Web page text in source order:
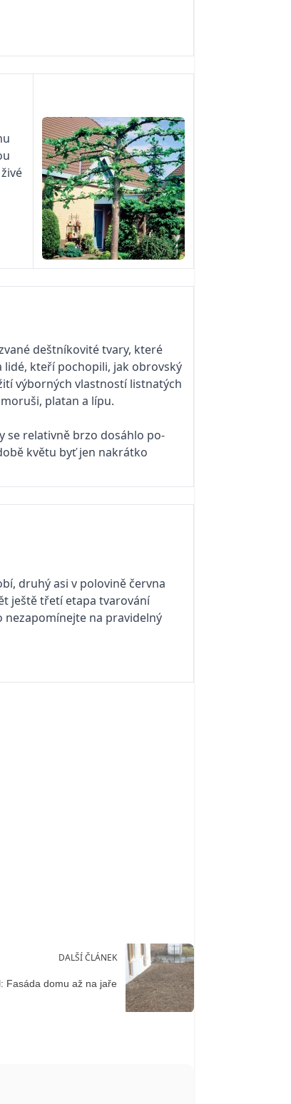
deštníkovité tvary, které
lidé, kteří pochopili, jak obrovský
výborných vlastností listnatých
platan a lípu.
se relativně brzo dosáhlo po­
květu byť jen nakrátko
druhý asi v polovině června
ještě třetí etapa tvarování
nezapomínejte na pravidelný
DALŠÍ ČLÁNEK
Fasáda domu až na jaře